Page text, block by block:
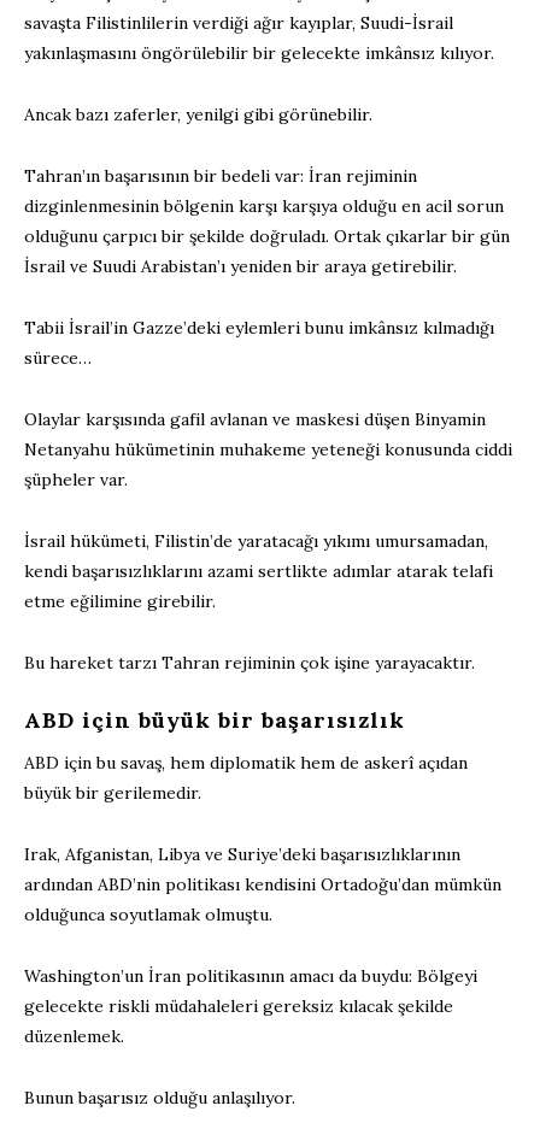
savaşta Filistinlilerin verdiği ağır kayıplar, Suudi-İsrail
yakınlaşmasını öngörülebilir bir gelecekte imkânsız kılıyor.
Ancak bazı zaferler, yenilgi gibi görünebilir.
Tahran’ın başarısının bir bedeli var: İran rejiminin
dizginlenmesinin bölgenin karşı karşıya olduğu en acil sorun
olduğunu çarpıcı bir şekilde doğruladı. Ortak çıkarlar bir gün
İsrail ve Suudi Arabistan’ı yeniden bir araya getirebilir.
Tabii İsrail’in Gazze’deki eylemleri bunu imkânsız kılmadığı
sürece…
Olaylar karşısında gafil avlanan ve maskesi düşen Binyamin
Netanyahu hükümetinin muhakeme yeteneği konusunda ciddi
şüpheler var.
İsrail hükümeti, Filistin’de yaratacağı yıkımı umursamadan,
kendi başarısızlıklarını azami sertlikte adımlar atarak telafi
etme eğilimine girebilir.
Bu hareket tarzı Tahran rejiminin çok işine yarayacaktır.
ABD için büyük bir başarısızlık
ABD için bu savaş, hem diplomatik hem de askerî açıdan
büyük bir gerilemedir.
Irak, Afganistan, Libya ve Suriye’deki başarısızlıklarının
ardından ABD’nin politikası kendisini Ortadoğu’dan mümkün
olduğunca soyutlamak olmuştu.
Washington’un İran politikasının amacı da buydu: Bölgeyi
gelecekte riskli müdahaleleri gereksiz kılacak şekilde
düzenlemek.
Bunun başarısız olduğu anlaşılıyor.